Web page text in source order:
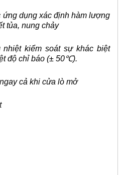
ứng dụng xác định hàm lượng
tủa, nung chảy
kiểm soát sự khác biệt
độ chỉ báo (± 50℃).
cả khi cửa lò mở